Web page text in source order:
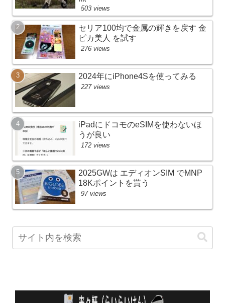
503 views
セリア100均で金属の輝きを戻す 金
ピカ美人 を試す
276 views
2024年にiPhone4Sを使ってみる
227 views
iPadにドコモのeSIMを使わないほ
うが良い
172 views
2025GWは エディオンSIM でMNP
18Kポイントを貰う
97 views